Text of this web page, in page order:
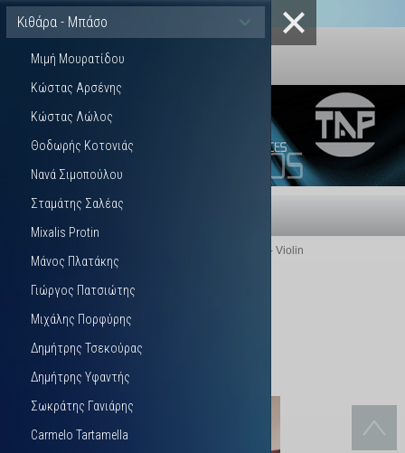
Guitar - Bass - Violin
Μιμή Μουρατίδου
Κιθάρα - Μπάσο
Μιμή Μουρατίδου
Κώστας Αρσένης
Κώστας Λώλος
Θοδωρής Κοτονιάς
Νανά Σιμοπούλου
Σταμάτης Σαλέας
Mixalis Protin
Μάνος Πλατάκης
Γιώργος Πατσιώτης
Μιχάλης Πορφύρης
Δημήτρης Τσεκούρας
Δημήτρης Υφαντής
Σωκράτης Γανιάρης
Carmelo Tartamella